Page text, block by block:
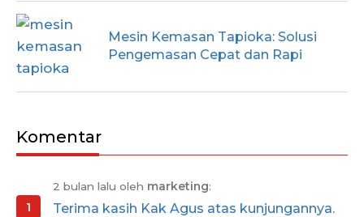
Mesin Kemasan Tapioka: Solusi
Pengemasan Cepat dan Rapi
Komentar
2 bulan lalu oleh marketing:
Terima kasih Kak Agus atas kunjungannya.